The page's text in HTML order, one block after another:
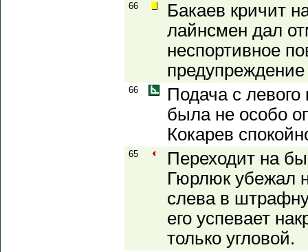
66
Бакаев кричит
лайнсмен дал
неспортивное
66
Подача с
была не особо
Кокарев
65
Переходит на
Гюрлюк убежал
слева в
его успевает
только угловой.